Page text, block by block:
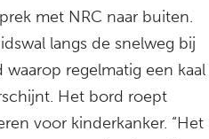
met NRC naar buiten.
langs de snelweg bij
regelmatig een kaal
Het bord roept
voor kinderkanker. “Het